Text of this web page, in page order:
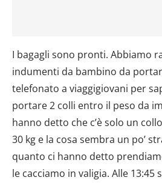
I bagagli sono pronti. Abbiamo
indumenti da bambino da
telefonato a viaggigiovani per
portare 2 colli entro il peso da
hanno detto che c’è solo un
30 kg e la cosa sembra un po’
quanto ci hanno detto
le cacciamo in valigia. Alle 13:45